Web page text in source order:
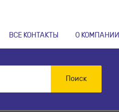
ВСЕ КОНТАКТЫ О КОМПАНИИ
Поиск